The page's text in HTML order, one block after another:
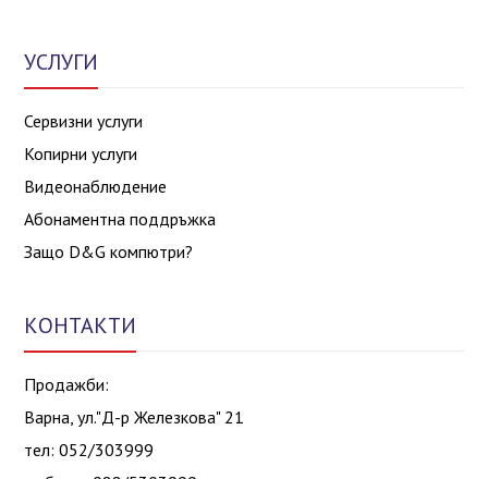
УСЛУГИ
Сервизни услуги
Копирни услуги
Видеонаблюдение
Абонаментна поддръжка
Защо D&G компютри?
КОНТАКТИ
Продажби:
Варна, ул."Д-р Железкова" 21
тел: 052/303999